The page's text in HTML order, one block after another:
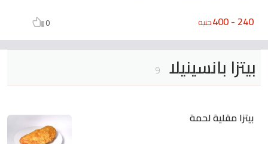
240 - 400 جنيه 0
بيتزا بانسينيلا 9
بيتزا مقلية لحمة